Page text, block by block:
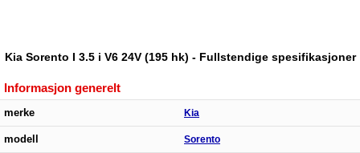
Kia Sorento I 3.5 i V6 24V (195 hk) - Fullstendige spesifikasjoner
Informasjon generelt
merke Kia
modell Sorento